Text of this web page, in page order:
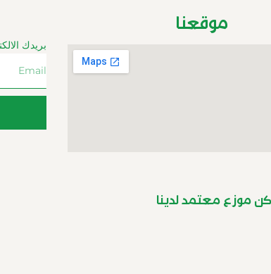
موقعنا
بريدك
كن موزع معتمد لدينا